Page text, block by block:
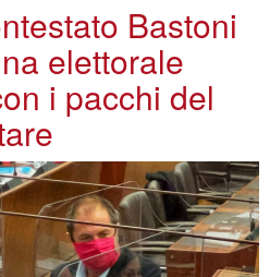
Bastoni
elettorale
i pacchi del